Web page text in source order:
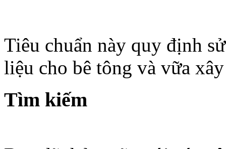
Tiêu chuẩn này quy định
liệu cho bê tông và vữa
Tìm kiếm